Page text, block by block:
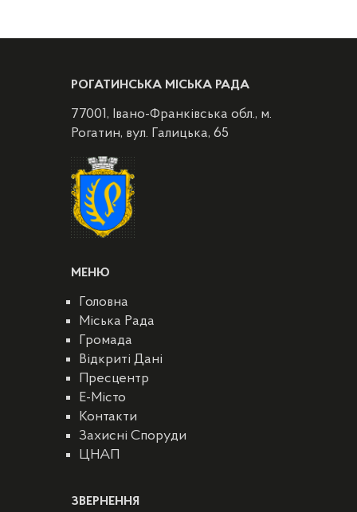
РОГАТИНСЬКА МІСЬКА РАДА
77001, Івано-Франківська обл., м.
Рогатин, вул. Галицька, 65
МЕНЮ
Головна
Міська Рада
Громада
Відкриті Дані
Пресцентр
E-Місто
Контакти
Захисні Споруди
ЦНАП
ЗВЕРНЕННЯ